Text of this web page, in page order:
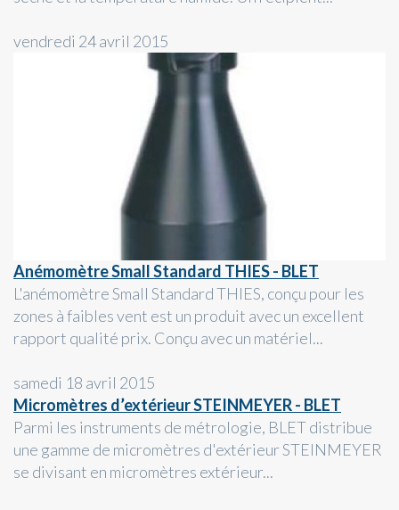
vendredi 24 avril 2015
Anémomètre Small Standard THIES - BLET
L'anémomètre Small Standard THIES, conçu pour les
zones à faibles vent est un produit avec un excellent
rapport qualité prix. Conçu avec un matériel...
samedi 18 avril 2015
Micromètres d’extérieur STEINMEYER - BLET
Parmi les instruments de métrologie, BLET distribue
une gamme de micromètres d'extérieur STEINMEYER
se divisant en micromètres extérieur...